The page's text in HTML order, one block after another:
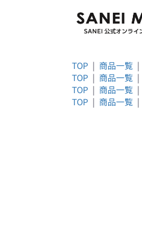
TOP | 商品一覧 |
TOP | 商品一覧 |
TOP | 商品一覧 |
TOP | 商品一覧 |